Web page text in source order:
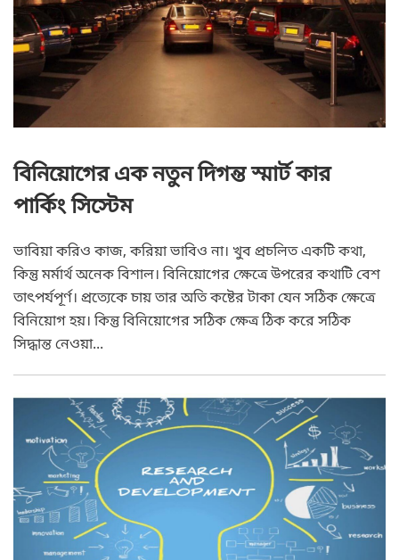
বিনিয়োগের এক নতুন দিগন্ত স্মার্ট কার
পার্কিং সিস্টেম
ভাবিয়া করিও কাজ, করিয়া ভাবিও না। খুব প্রচলিত একটি কথা,
কিন্তু মর্মার্থ অনেক বিশাল। বিনিয়োগের ক্ষেত্রে উপরের কথাটি বেশ
তাৎপর্যপূর্ণ। প্রত্যেকে চায় তার অতি কষ্টের টাকা যেন সঠিক ক্ষেত্রে
বিনিয়োগ হয়। কিন্তু বিনিয়োগের সঠিক ক্ষেত্র ঠিক করে সঠিক
সিদ্ধান্ত নেওয়া...